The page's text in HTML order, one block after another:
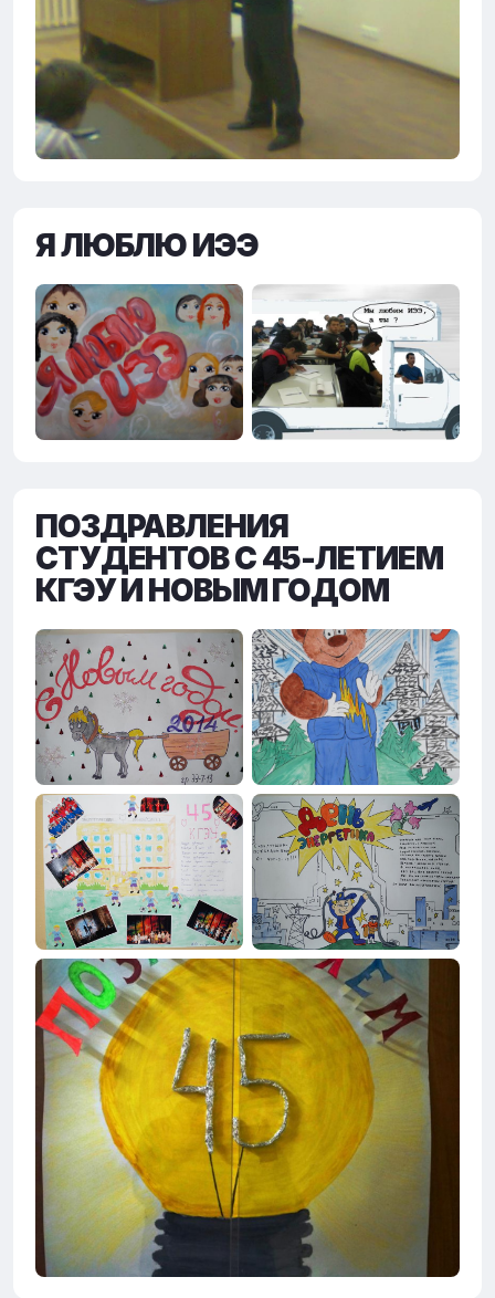
Я ЛЮБЛЮ ИЭЭ
ПОЗДРАВЛЕНИЯ
СТУДЕНТОВ С 45-ЛЕТИЕМ
КГЭУ И НОВЫМ ГОДОМ